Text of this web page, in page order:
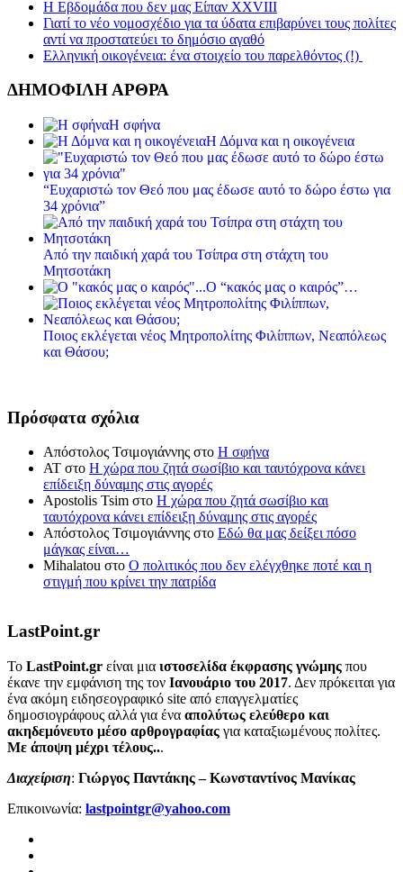
Η Εβδομάδα που δεν μας Είπαν XXVIII
Γιατί το νέο νομοσχέδιο για τα ύδατα επιβαρύνει τους πολίτες
αντί να προστατεύει το δημόσιο αγαθό
Ελληνική οικογένεια: ένα στοιχείο του παρελθόντος (!)
ΔΗΜΟΦΙΛΗ ΑΡΘΡΑ
Η σφήνα
Η Δόμνα και η οικογένεια
“Ευχαριστώ τον Θεό που μας έδωσε αυτό το δώρο έστω για
34 χρόνια”
Από την παιδική χαρά του Τσίπρα στη στάχτη του
Μητσοτάκη
Ο “κακός μας ο καιρός”…
Ποιος εκλέγεται νέος Μητροπολίτης Φιλίππων, Νεαπόλεως
και Θάσου;
Πρόσφατα σχόλια
Απόστολος Τσιμογιάννης στο Η σφήνα
ΑΤ στο Η χώρα που ζητά σωσίβιο και ταυτόχρονα κάνει
επίδειξη δύναμης στις αγορές
Apostolis Tsim στο Η χώρα που ζητά σωσίβιο και
ταυτόχρονα κάνει επίδειξη δύναμης στις αγορές
Απόστολος Τσιμογιάννης στο Εδώ θα μας δείξει πόσο
μάγκας είναι…
Mihalatou στο Ο πολιτικός που δεν ελέγχθηκε ποτέ και η
στιγμή που κρίνει την πατρίδα
LastPoint.gr
To LastPoint.gr είναι μια ιστοσελίδα έκφρασης γνώμης που
έκανε την εμφάνιση της τον Ιανουάριο του 2017. Δεν πρόκειται για
ένα ακόμη ειδησεογραφικό site από επαγγελματίες
δημοσιογράφους αλλά για ένα απολύτως ελεύθερο και
ακηδεμόνευτο μέσο αρθρογραφίας για καταξιωμένους πολίτες.
Με άποψη μέχρι τέλους...
Διαχείριση: Γιώργος Παντάκης – Κωνσταντίνος Μανίκας
Επικοινωνία: lastpointgr@yahoo.com